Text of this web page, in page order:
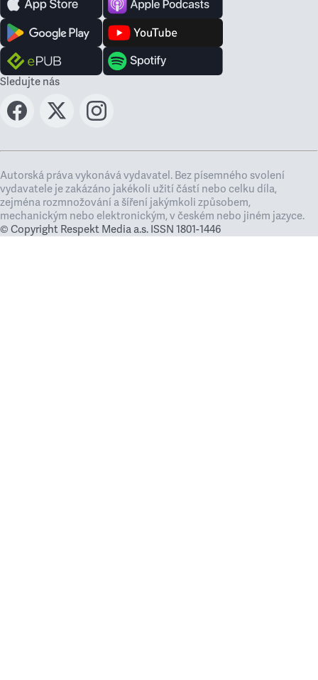
Sledujte nás
Autorská práva vykonává vydavatel. Bez písemného svolení
vydavatele je zakázáno jakékoli užití částí nebo celku díla,
zejména rozmnožování a šíření jakýmkoli způsobem,
mechanickým nebo elektronickým, v českém nebo jiném jazyce.
© Copyright Respekt Media a.s. ISSN 1801-1446